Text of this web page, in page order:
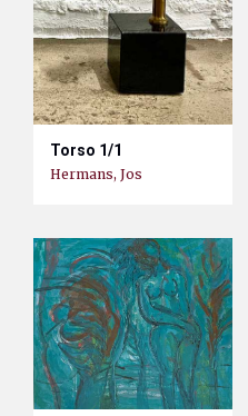
Torso 1/1
Hermans, Jos